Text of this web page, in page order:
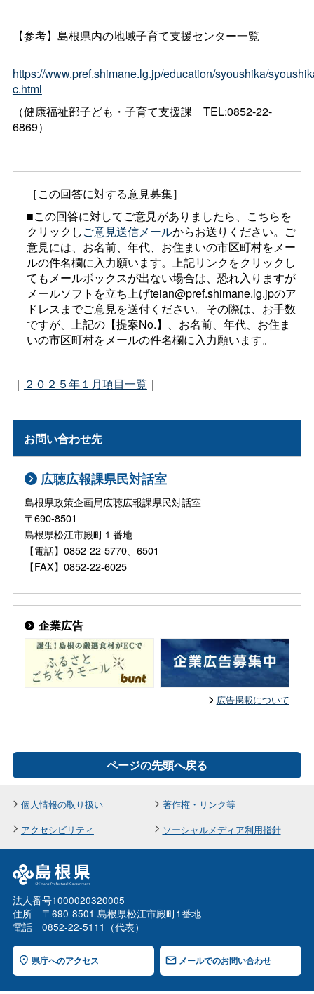
【参考】島根県内の地域子育て支援センター一覧
https://www.pref.shimane.lg.jp/education/syoushika/
c.html
（健康福祉部子ども・子育て支援課 TEL:0852-22-
6869）
［この回答に対する意見募集］
■この回答に対してご意見がありましたら、こちらを
クリックしご意見送信メールからお送りください。ご
意見には、お名前、年代、お住まいの市区町村をメー
ルの件名欄に入力願います。上記リンクをクリックし
てもメールボックスが出ない場合は、恐れ入りますが
メールソフトを立ち上げteian@pref.shimane.lg.jpのア
ドレスまでご意見を送付ください。その際は、お手数
ですが、上記の【提案No.】、お名前、年代、お住ま
いの市区町村をメールの件名欄に入力願います。
｜ ２０２５年１月項目一覧 ｜
お問い合わせ先
広聴広報課県民対話室
島根県政策企画局広聴広報課県民対話室
〒690-8501
島根県松江市殿町１番地
【電話】0852-22-5770、6501
【FAX】0852-22-6025
企業広告
広告掲載について
ページの先頭へ戻る
個人情報の取り扱い
著作権・リンク等
アクセシビリティ
ソーシャルメディア利用指針
法人番号1000020320005
住所 〒690-8501 島根県松江市殿町1番地
電話 0852-22-5111（代表）
県庁へのアクセス メールでのお問い合わせ